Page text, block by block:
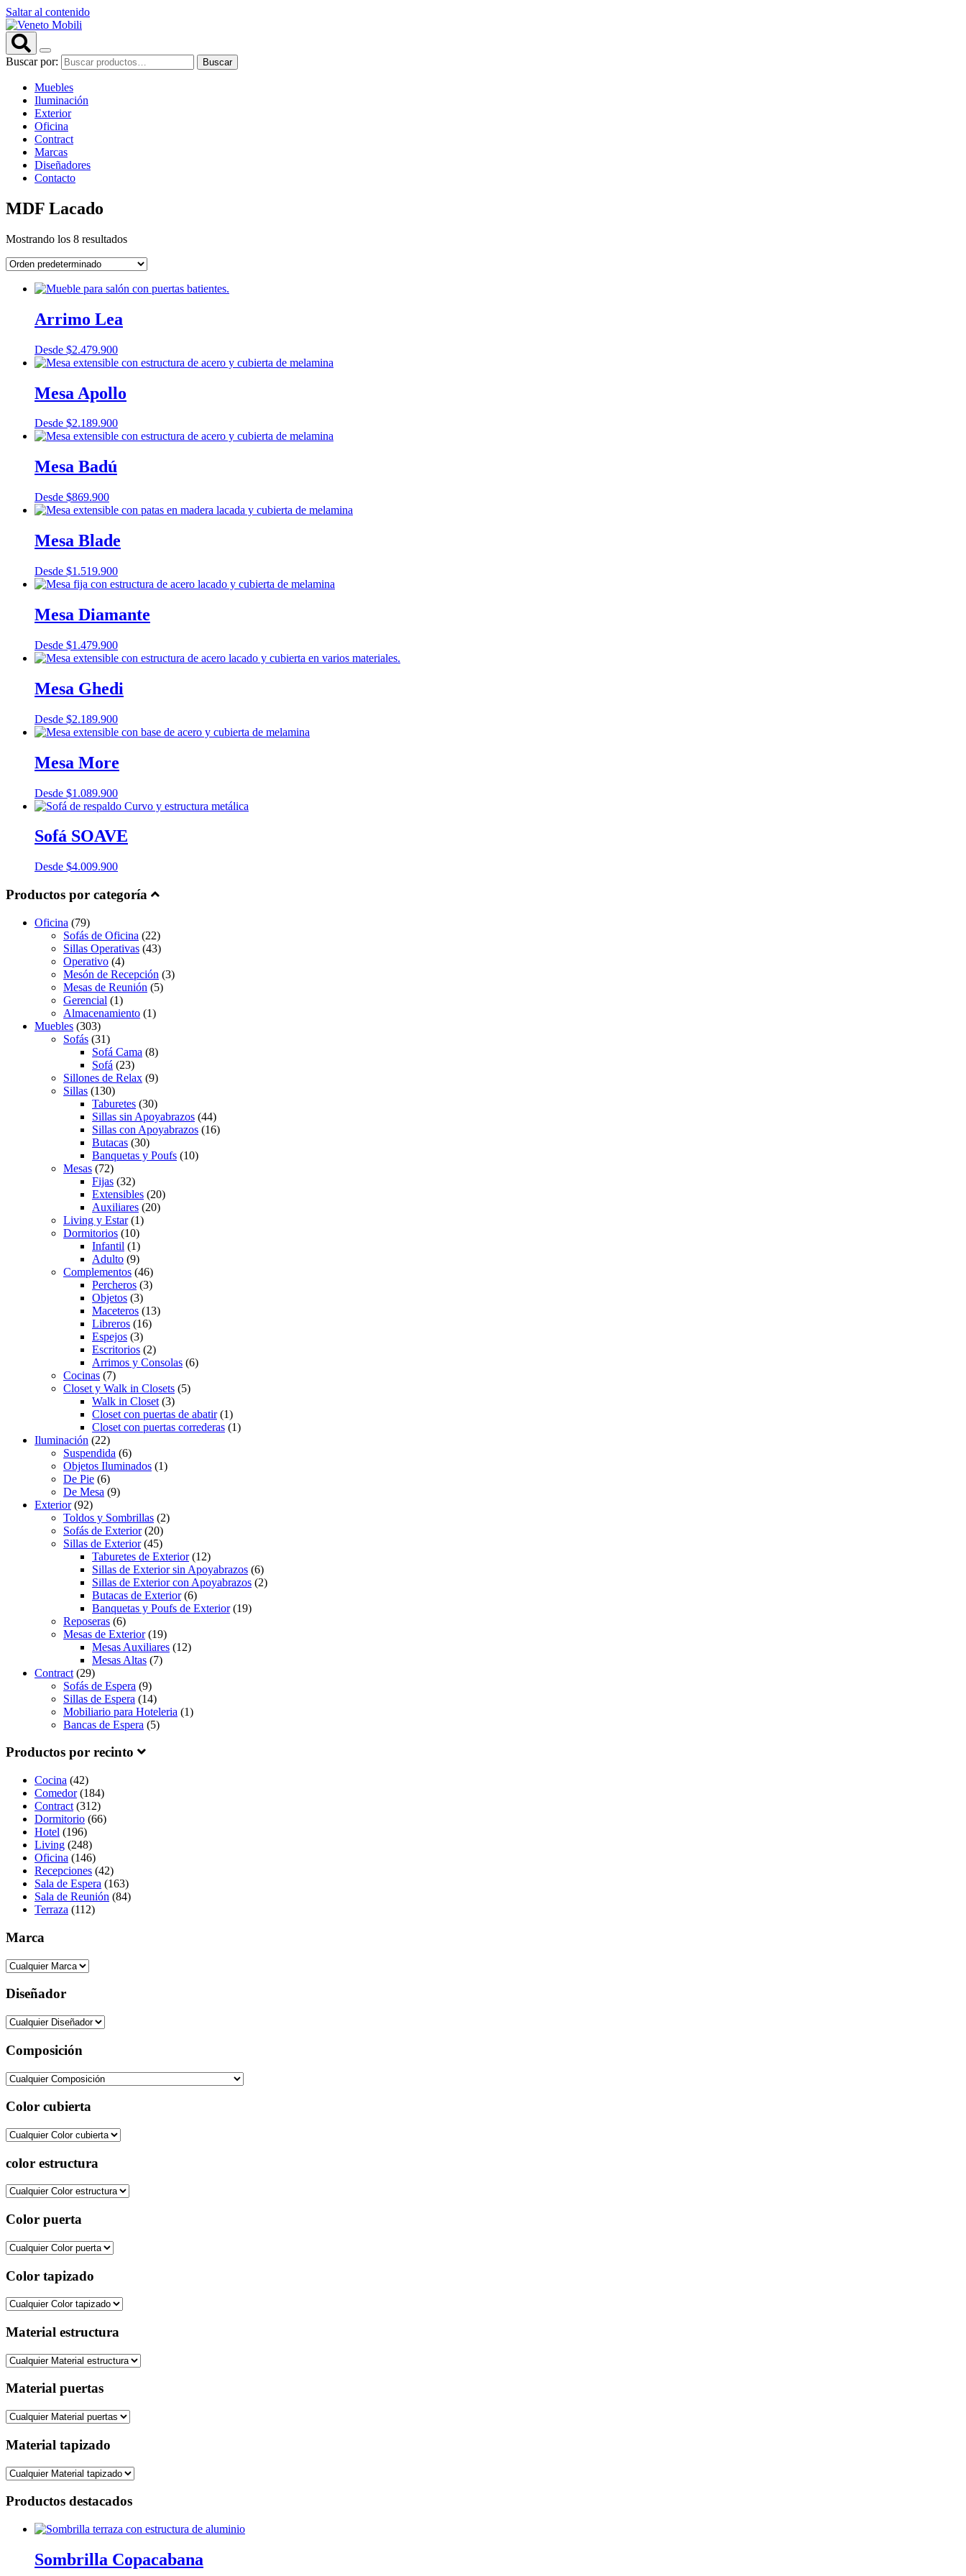
Saltar al contenido
Buscar por: Buscar
Muebles
Iluminación
Exterior
Oficina
Contract
Marcas
Diseñadores
Contacto
MDF Lacado
Mostrando los 8 resultados
Arrimo Lea
Desde $2.479.900
Mesa Apollo
Desde $2.189.900
Mesa Badú
Desde $869.900
Mesa Blade
Desde $1.519.900
Mesa Diamante
Desde $1.479.900
Mesa Ghedi
Desde $2.189.900
Mesa More
Desde $1.089.900
Sofá SOAVE
Desde $4.009.900
Productos por categoría
Oficina (79)
Sofás de Oficina (22)
Sillas Operativas (43)
Operativo (4)
Mesón de Recepción (3)
Mesas de Reunión (5)
Gerencial (1)
Almacenamiento (1)
Muebles (303)
Sofás (31)
Sofá Cama (8)
Sofá (23)
Sillones de Relax (9)
Sillas (130)
Taburetes (30)
Sillas sin Apoyabrazos (44)
Sillas con Apoyabrazos (16)
Butacas (30)
Banquetas y Poufs (10)
Mesas (72)
Fijas (32)
Extensibles (20)
Auxiliares (20)
Living y Estar(1)
Dormitorios (10)
Infantil (1)
Adulto (9)
Complementos (46)
Percheros (3)
Objetos (3)
Maceteros (13)
Libreros (16)
Espejos (3)
Escritorios (2)
Arrimos y Consolas (6)
Cocinas (7)
Closet y Walk in Closets (5)
Walk in Closet (3)
Closet con puertas de abatir(1)
Closet con puertas correderas (1)
Iluminación (22)
Suspendida (6)
Objetos Iluminados (1)
De Pie (6)
De Mesa (9)
Exterior(92)
Toldos y Sombrillas (2)
Sofás de Exterior(20)
Sillas de Exterior(45)
Taburetes de Exterior(12)
Sillas de Exterior sin Apoyabrazos (6)
Sillas de Exterior con Apoyabrazos (2)
Butacas de Exterior(6)
Banquetas y Poufs de Exterior(19)
Reposeras (6)
Mesas de Exterior(19)
Mesas Auxiliares (12)
Mesas Altas (7)
Contract (29)
Sofás de Espera (9)
Sillas de Espera (14)
Mobiliario para Hoteleria (1)
Bancas de Espera (5)
Productos por recinto
Cocina (42)
Comedor(184)
Contract (312)
Dormitorio (66)
Hotel (196)
Living (248)
Oficina (146)
Recepciones (42)
Sala de Espera (163)
Sala de Reunión (84)
Terraza (112)
Marca
Diseñador
Composición
Color cubierta
color estructura
Color puerta
Color tapizado
Material estructura
Material puertas
Material tapizado
Productos destacados
Sombrilla Copacabana